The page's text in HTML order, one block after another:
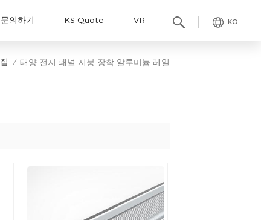
KO
문의하기 KS Quote VR
집 / 태양 전지 패널 지붕 장착 알루미늄 레일